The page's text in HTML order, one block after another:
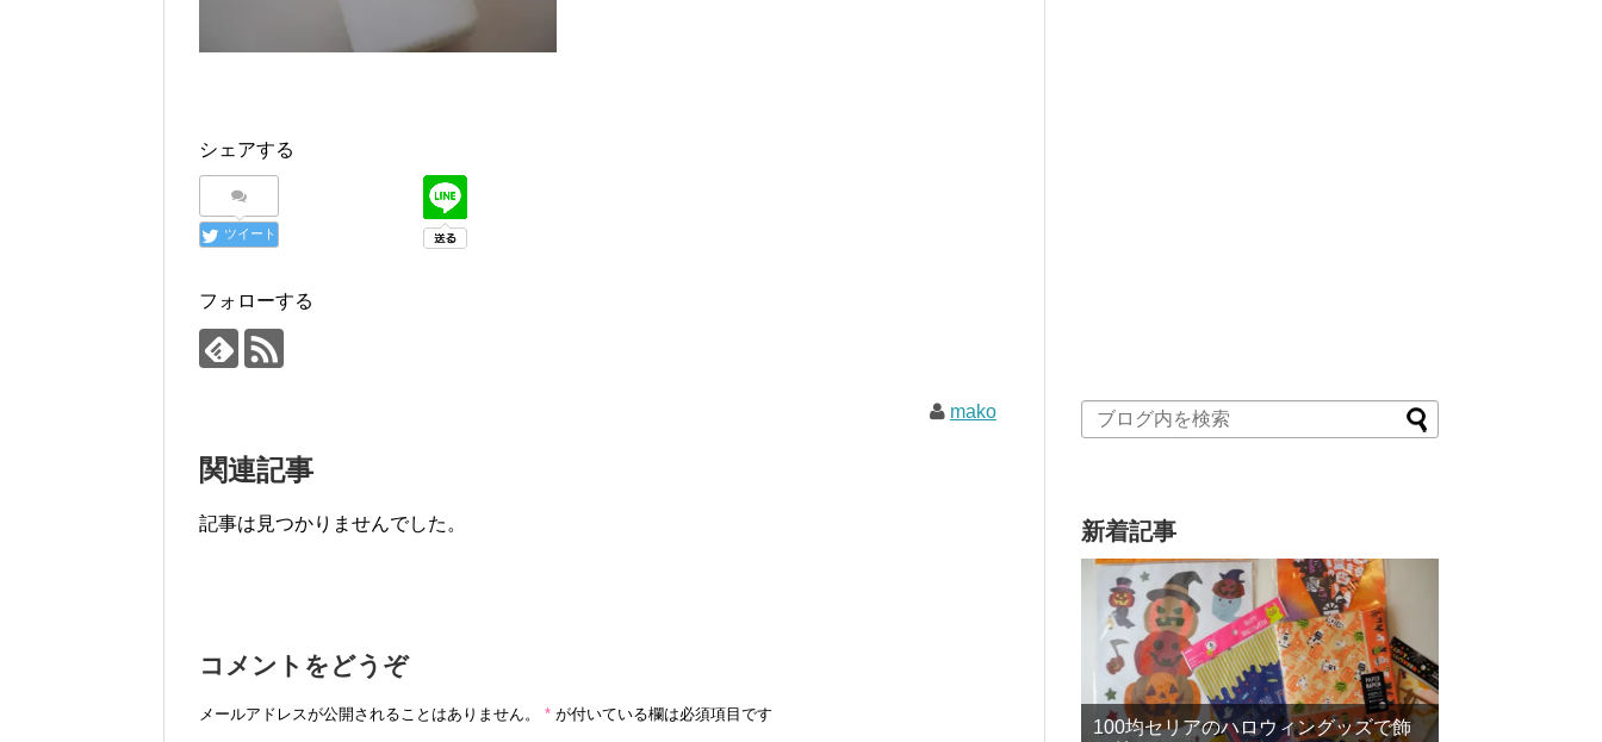
シェアする
ツイート
フォローする
mako
関連記事
記事は見つかりませんでした。
コメントをどうぞ
メールアドレスが公開されることはありません。 * が付いている欄は必須項目です
新着記事
100均セリアのハロウィングッズで飾